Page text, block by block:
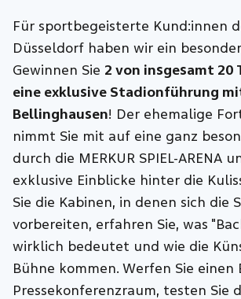
Für sportbegeisterte Kund:innen
Düsseldorf haben wir ein
Gewinnen Sie 2 von insgesamt 20
eine exklusive Stadionführung
Bellinghausen! Der ehemalige
nimmt Sie mit auf eine ganz
durch die MERKUR SPIEL-ARENA
exklusive Einblicke hinter die
Sie die Kabinen, in denen sich die
vorbereiten, erfahren Sie, was
wirklich bedeutet und wie die
Bühne kommen. Werfen Sie einen
Pressekonferenzraum, testen Sie